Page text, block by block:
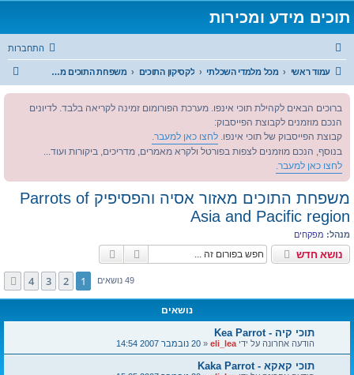
תוכים מידע ומכירות
התחברות
עמוד ראשי מכל מלמדי השכלתי לקסיקון התוכים משפחת התוכים מאזור אסיה והפסיפיק Parrots of Asia and Pacific region
ברוכים הבאים לקהילת תוכי אינפו. מערכת הפורומום זמינה לקריאה בלבד. לדיונים
הנכם מוזמנים לקבוצת הפייסבוק:
קבוצת הפייסבוק של תוכי אינפו. לחצו כאן למעבר.
בנוסף, הנכם מוזמנים לצפות בפורטל ולקרא מאמרים, מדריכים, ביקורות ועוד...
לחצו כאן למעבר.
משפחת התוכים מאזור אסיה והפסיפיק Parrots of
Asia and Pacific region
מנהל: מפקחים
נושא חדש חיפוש
49 נושאים 1
2
3
4 הבא
נושאים
תוכי קיה - Kea Parrot
הודעה אחרונה על ידי eli_lea
«20 נובמבר 2007 14:54
תוכי קאקא - Kaka Parrot